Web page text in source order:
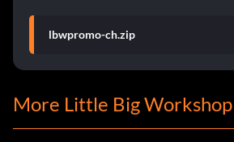
lbwpromo-ch.zip
More Little Big